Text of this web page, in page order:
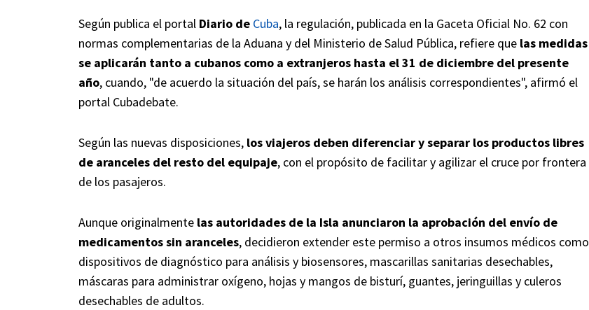
Según publica el portal Diario de Cuba, la regulación, publicada en la Gaceta Oficial No. 62 con
normas complementarias de la Aduana y del Ministerio de Salud Pública, refiere que las medidas
se aplicarán tanto a cubanos como a extranjeros hasta el 31 de diciembre del presente
año, cuando, "de acuerdo la situación del país, se harán los análisis correspondientes", afirmó el
portal Cubadebate.
Según las nuevas disposiciones, los viajeros deben diferenciar y separar los productos libres
de aranceles del resto del equipaje, con el propósito de facilitar y agilizar el cruce por frontera
de los pasajeros.
Aunque originalmente las autoridades de la Isla anunciaron la aprobación del envío de
medicamentos sin aranceles, decidieron extender este permiso a otros insumos médicos como
dispositivos de diagnóstico para análisis y biosensores, mascarillas sanitarias desechables,
máscaras para administrar oxígeno, hojas y mangos de bisturí, guantes, jeringuillas y culeros
desechables de adultos.